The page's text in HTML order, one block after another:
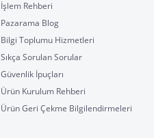
İşlem Rehberi
Pazarama Blog
Bilgi Toplumu Hizmetleri
Sıkça Sorulan Sorular
Güvenlik İpuçları
Ürün Kurulum Rehberi
Ürün Geri Çekme Bilgilendirmeleri